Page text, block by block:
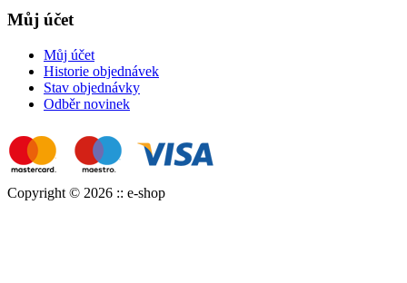
Můj účet
Můj účet
Historie objednávek
Stav objednávky
Odběr novinek
Copyright © 2026 :: e-shop